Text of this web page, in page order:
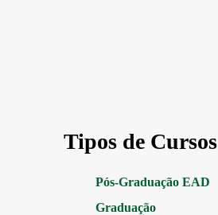
Tipos de Cursos
Pós-Graduação EAD
Graduação